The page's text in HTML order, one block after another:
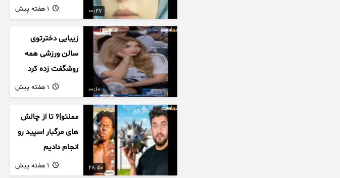
00:27
احسان خواجه امیری
00:10
زیبایی دخترتوی
سالن ورزشی همه
روشگفت زده کرد
28:50
ممنتو|۶ تا از چالش
های مرگبار اسپید رو
انجام دادیم